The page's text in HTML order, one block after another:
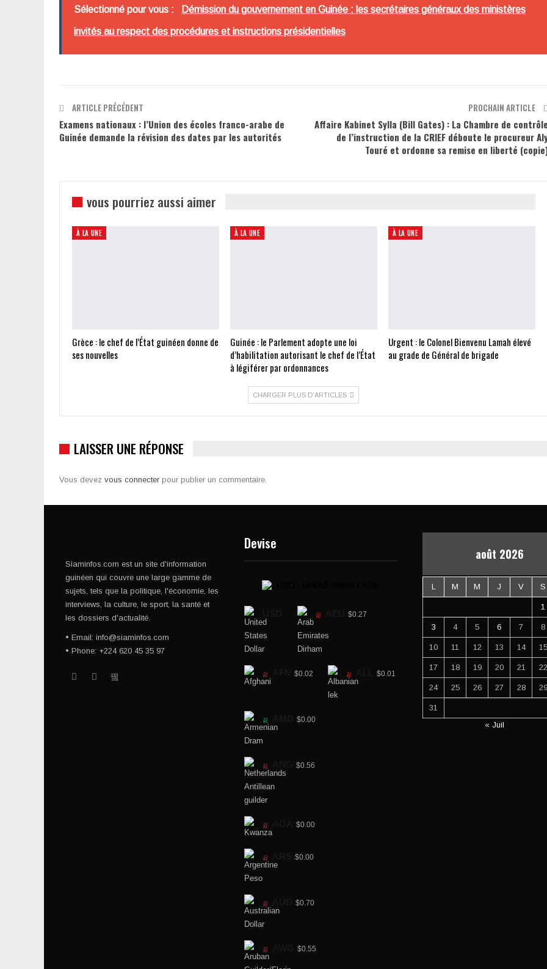
Sélectionné pour vous : Démission du gouvernement en Guinée : les secrétaires généraux des ministères
invités au respect des procédures et instructions présidentielles
ARTICLE PRÉCÉDENT
Examens nationaux : l’Union des écoles franco-arabe de
Guinée demande la révision des dates par les autorités
PROCHAIN ARTICLE
Affaire Kabinet Sylla (Bill Gates) : La Chambre de
de l’instruction de la CRIEF déboute le procureur
Touré et ordonne sa remise en liberté
vous pourriez aussi aimer
À LA UNE
Grèce : le chef de l’État guinéen donne de
ses nouvelles
À LA UNE
Guinée : le Parlement adopte une loi
d’habilitation autorisant le chef de l’État
à légiférer par ordonnances
À LA UNE
Urgent : le Colonel Bienvenu Lamah élevé
au grade de Général de brigade
CHARGER PLUS D'ARTICLES
LAISSER UNE RÉPONSE
Vous devez vous connecter pour publier un commentaire.
Siaminfos.com est un site d'information
guinéen qui couvre une large gamme de
sujets, tels que la politique, l'économie, les
interviews, la culture, le sport, la santé et
les dossiers d'actualité.
• Email: info@siaminfos.com
• Phone: +224 620 45 35 97
Devise
$0.27
$0.02 $0.01
$0.00
$0.56
$0.00
$0.00
$0.70
$0.55
août 2026
L M M J V S
1
3 4 5 6 7 8
10 11 12 13 14 15
17 18 19 20 21 22
24 25 26 27 28 29
31
« Juil